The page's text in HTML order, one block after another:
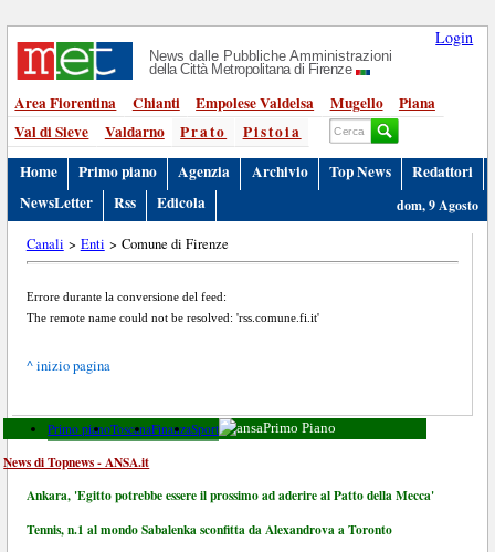
Login
News dalle Pubbliche Amministrazioni
della Città Metropolitana di Firenze
Area Fiorentina Chianti Empolese Valdelsa Mugello
Piana
Val di Sieve
Valdarno Prato
Pistoia
Home
Primo piano Agenzia Archivio Top News
Redattori
NewsLetter
Rss Edicola dom, 9 Agosto
Canali > Enti > Comune di Firenze
Errore durante la conversione del feed:
The remote name could not be resolved: 'rss.comune.fi.it'
^ inizio pagina
Primo pianoToscanaFinanzaSport Primo Piano
News di Topnews - ANSA.it
Ankara, 'Egitto potrebbe essere il prossimo ad aderire al Patto della Mecca'
Tennis, n.1 al mondo Sabalenka sconfitta da Alexandrova a Toronto